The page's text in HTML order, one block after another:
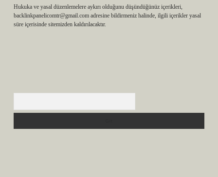
Hukuka ve yasal düzenlemelere aykırı olduğunu düşündüğünüz içerikleri,
backlinkpanelicomtr@gmail.com adresine bildirmeniz halinde, ilgili içerikler yasal
süre içerisinde sitemizden kaldırılacaktır.